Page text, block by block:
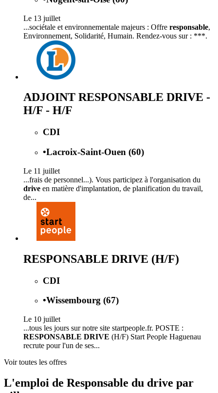
Le 13 juillet
...sociétale et environnementale majeurs : Offre responsable,
Environnement, Solidarité, Humain. Rendez-vous sur : ***.
ADJOINT RESPONSABLE DRIVE -
H/F - H/F
CDI
•Lacroix-Saint-Ouen (60)
Le 11 juillet
...frais de personnel...). Vous participez à l'organisation du
drive en matière d'implantation, de planification du travail,
de...
RESPONSABLE DRIVE (H/F)
CDI
•Wissembourg (67)
Le 10 juillet
...tous les jours sur notre site startpeople.fr. POSTE :
RESPONSABLE DRIVE (H/F) Start People Haguenau
recrute pour l'un de ses...
Voir toutes les offres
L'emploi de Responsable du drive par